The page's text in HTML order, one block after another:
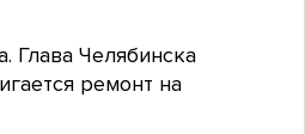
Глава Челябинска
ремонт на